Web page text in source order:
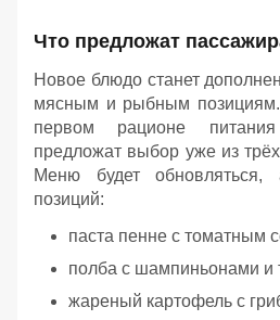
Что предложат
Новое блюдо станет
мясным и рыбным
первом рационе питания
предложат выбор уже из
Меню будет
позиций:
паста пенне с томатным
полба с шампиньонами и
жареный картофель с